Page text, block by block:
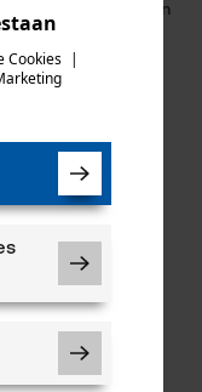
Light 2.1
Cookies |